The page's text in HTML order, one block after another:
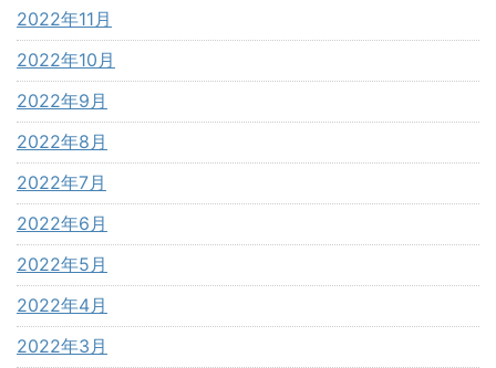
2022年11月
2022年10月
2022年9月
2022年8月
2022年7月
2022年6月
2022年5月
2022年4月
2022年3月